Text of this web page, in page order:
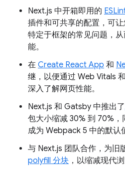
Next.js 中开箱即用的
插件和可共享的配置，可
特定于框架的常见问题，
能。
在 Create React App 和
继，以便通过 Web Vitals
深入了解网页性能。
Next.js 和 Gatsby 中推出了
包大小缩减 30% 到 70%
成为 Webpack 5 中的默认
与 Next.js 团队合作，为旧
polyfill 分块 ，以缩减现代